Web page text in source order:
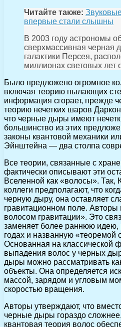
Читайте также:
впервые стали слышны
В 2003 году астрономы
сверхмассивная черная
галактики Персея,
миллионах световых
Было предложено огромное
включая теорию пылающих
информация сгорает, прежде
теорию нечетких шаров
что черные дыры имеют
большинство из этих
законы квантовой механики
Эйнштейна — два столпа
Все теории, связанные с
фактически описывают эти
Вселенной как «волосы». Так,
коллеги предполагают, что
черную дыру, она оставляет
гравитационном поле.
волосом гравитации». Это
заменяет более раннюю идею,
годах и названную «теоремой
Основанная на классической
выпадения волос у черных
дыры можно рассматривать
объекты. Она определяется
массой, зарядом и угловым
скоростью вращения.
Авторы утверждают, что
черные дыры гораздо
квантовая теория волос